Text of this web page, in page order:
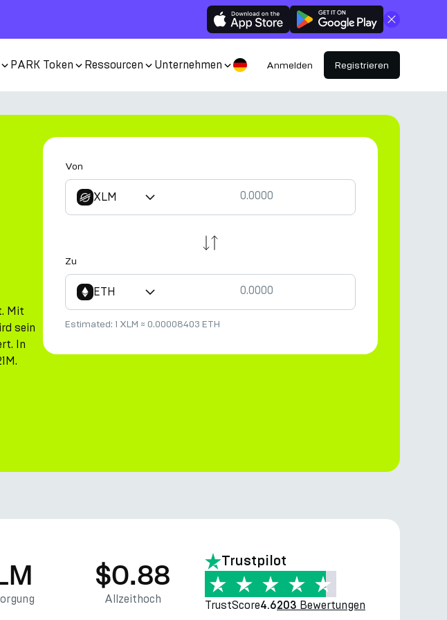
Schließen
PARK Token Ressourcen Unternehmen Anmelden Registrieren
Mit
sein
In
Von
XLM
Zu
ETH
Estimated: 1 XLM ≈ 0.00008403 ETH
$0.88
Allzeithoch
Trustpilot
TrustScore4.6203 Bewertungen